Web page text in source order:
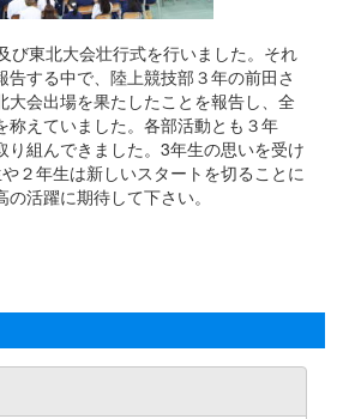
び東北大会壮行式を行いました。それ
告する中で、陸上競技部３年の前田さ
大会出場を果たしたことを報告し、全
称えていました。各部活動とも３年
り組んできました。3年生の思いを受け
２年生は新しいスタートを切ることに
活躍に期待して下さい。